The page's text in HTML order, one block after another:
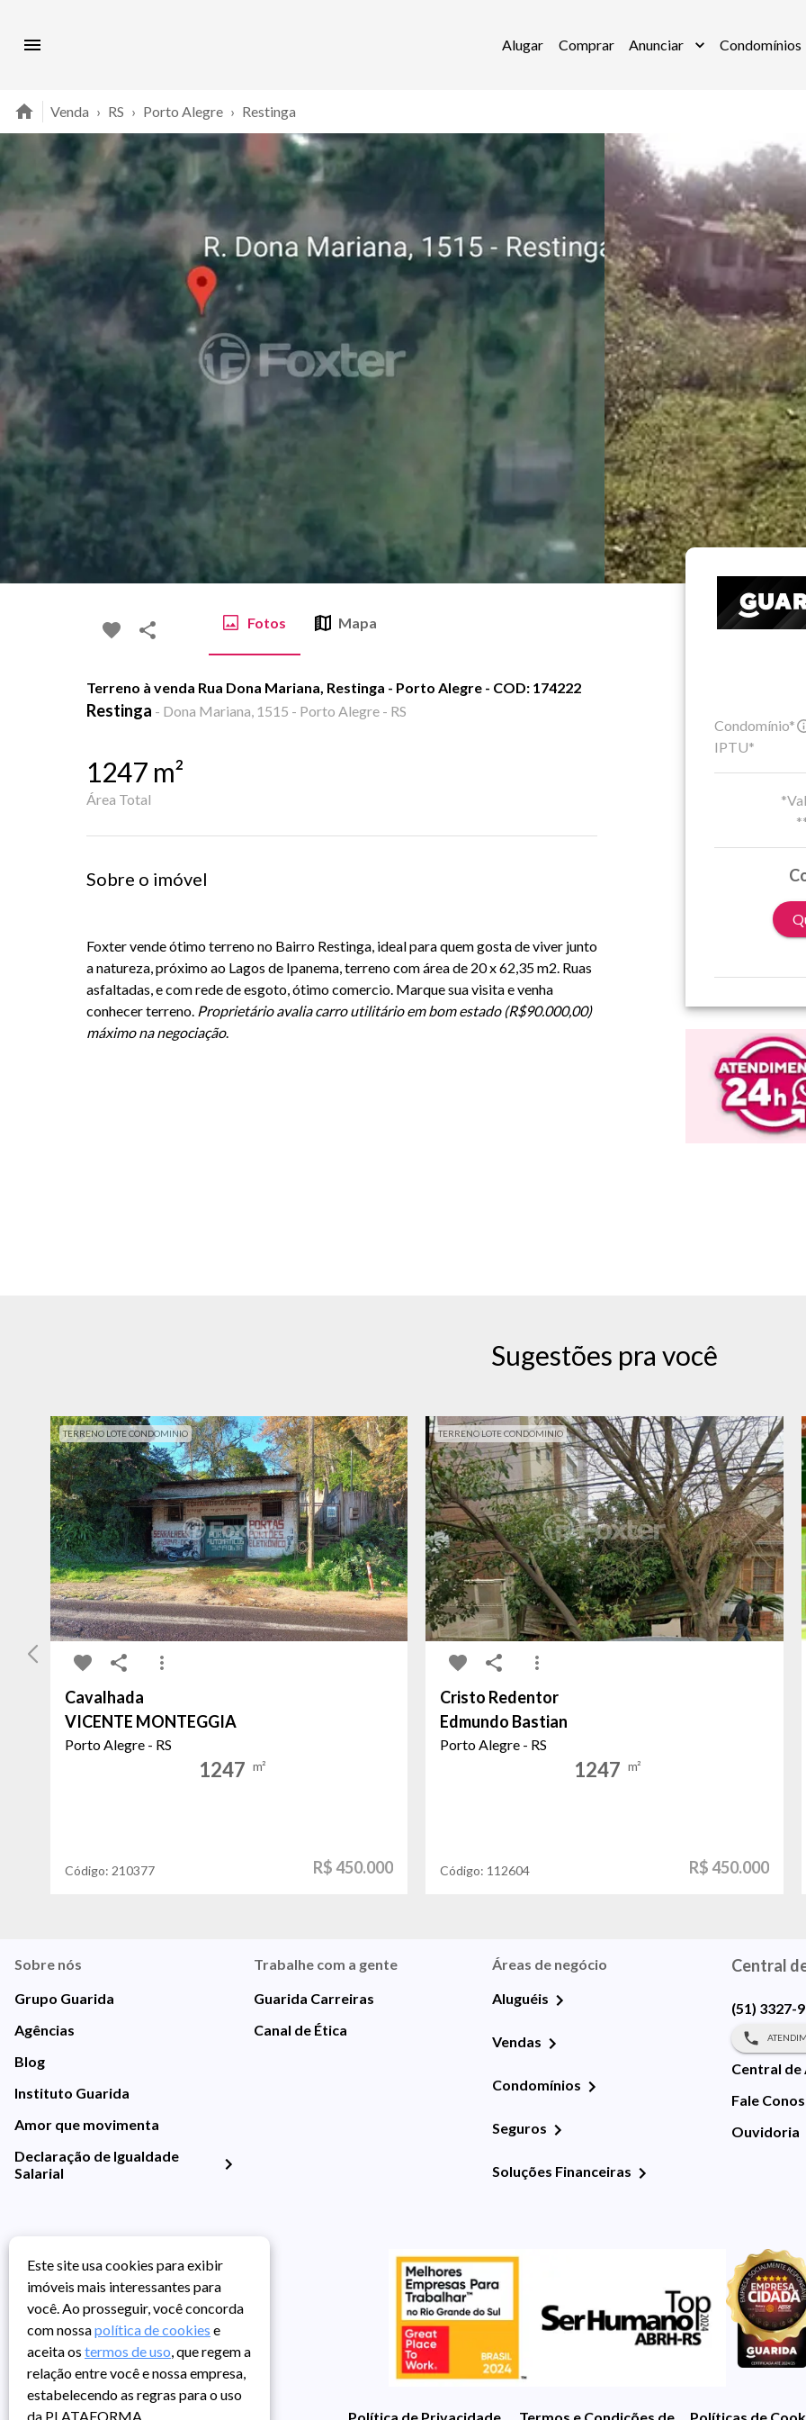
Alugar Comprar Anunciar Condomínios
Venda › RS › Porto Alegre › Restinga
Fotos Mapa
Terreno à venda Rua Dona Mariana, Restinga - Porto Alegre - COD: 174222
Restinga - Dona Mariana, 1515 - Porto Alegre - RS
1247 m²
Área Total
Sobre o imóvel
Foxter vende ótimo terreno no Bairro Restinga, ideal para quem gosta de viver junto
a natureza, próximo ao Lagos de Ipanema, terreno com área de 20 x 62,35 m2. Ruas
asfaltadas, e com rede de esgoto, ótimo comercio. Marque sua visita e venha
conhecer terreno. Proprietário avalia carro utilitário em bom estado (R$90.000,00)
máximo na negociação.
Condomínio*
IPTU*
Sugestões pra você
TERRENO LOTE CONDOMINIO
Cavalhada
VICENTE MONTEGGIA
Porto Alegre - RS
1247 m²
Código: 210377 R$ 450.000
TERRENO LOTE CONDOMINIO
Cristo Redentor
Edmundo Bastian
Porto Alegre - RS
1247 m²
Código: 112604 R$ 450.000
Sobre nós
Grupo Guarida
Agências
Blog
Instituto Guarida
Amor que movimenta
Declaração de Igualdade
Salarial
Trabalhe com a gente
Guarida Carreiras
Canal de Ética
Áreas de negócio
Aluguéis
Vendas
Condomínios
Seguros
Soluções Financeiras
Central
(51) 3327-
Central de
Fale
Ouvidoria
Política de Privacidade Termos e Condições de UsoPolíticas de
Este site usa cookies para exibir
imóveis mais interessantes para
você. Ao prosseguir, você concorda
com nossapolítica de cookies e
aceita os termos de uso, que regem a
relação entre você e nossa empresa,
estabelecendo as regras para o uso
da PLATAFORMA.